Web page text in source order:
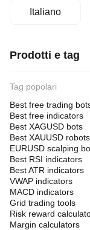
Italiano
Prodotti e tag
Tag popolari
Best free trading
Best free indicators
Best XAGUSD bots
Best XAUUSD robots
EURUSD scalping
Best RSI indicators
Best ATR indicators
VWAP indicators
MACD indicators
Grid trading tools
Risk reward
Margin calculators